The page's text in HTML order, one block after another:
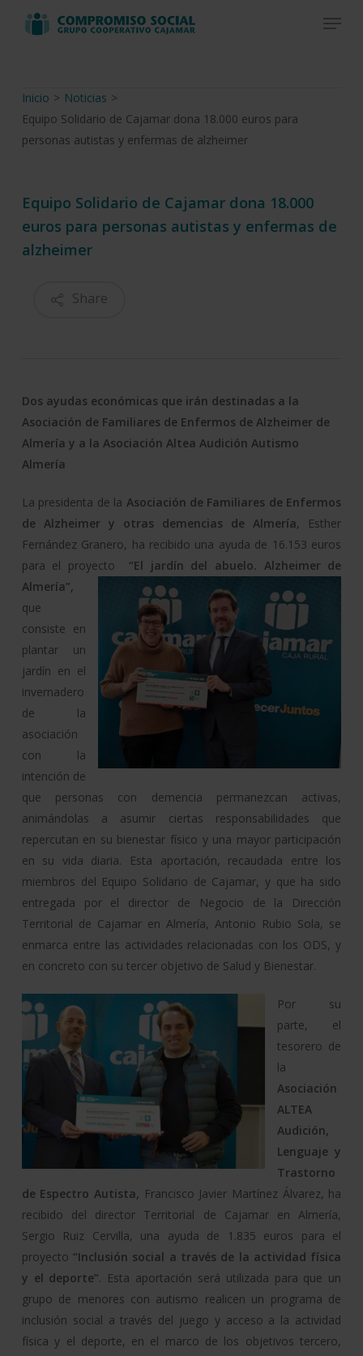
Menu
Inicio > Noticias >
Equipo Solidario de Cajamar dona 18.000 euros para
personas autistas y enfermas de alzheimer
Equipo Solidario de Cajamar dona 18.000
euros para personas autistas y enfermas de
alzheimer
Share
Dos ayudas económicas que irán destinadas a la
Asociación de Familiares de Enfermos de Alzheimer de
Almería y a la Asociación Altea Audición Autismo
Almería
La presidenta de la Asociación de Familiares de Enfermos
de Alzheimer y otras demencias de Almería, Esther
Fernández Granero, ha recibido una ayuda de 16.153 euros
para el proyecto“El jardín del abuelo. Alzheimer de
Almería”,
que
consiste en
plantar un
jardín en el
invernadero
de la
asociación
con la
intención de
que personas con demencia permanezcan activas,
animándolas a asumir ciertas responsabilidades que
repercutan en su bienestar físico y una mayor participación
en su vida diaria. Esta aportación, recaudada entre los
miembros del Equipo Solidario de Cajamar, y que ha sido
entregada por el director de Negocio de la Dirección
Territorial de Cajamar en Almería, Antonio Rubio Sola, se
enmarca entre las actividades relacionadas con los ODS, y
en concreto con su tercer objetivo de Salud y Bienestar.
Por su
parte, el
tesorero de
la
Asociación
ALTEA
Audición,
Lenguaje y
Trastorno
de Espectro Autista, Francisco Javier Martínez Álvarez, ha
recibido del director Territorial de Cajamar en Almería,
Sergio Ruiz Cervilla, una ayuda de 1.835 euros para el
proyecto“Inclusión social a través de la actividad física
y el deporte”. Esta aportación será utilizada para que un
grupo de menores con autismo realicen un programa de
inclusión social a través del juego y acceso a la actividad
física y el deporte, en el marco de los objetivos tercero,